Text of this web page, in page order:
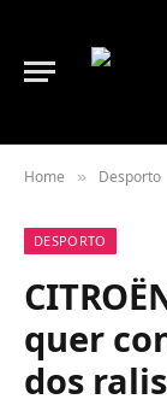
Home » Desporto
DESPORTO
quer
dos